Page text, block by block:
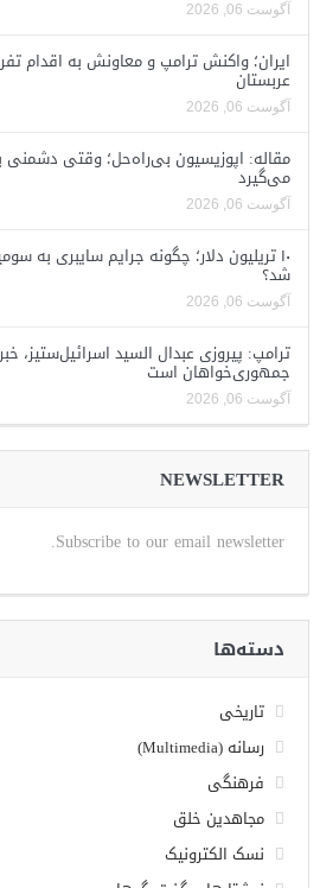
آگوست 06, 2026
ایران؛ واکنش ترامپ و معاونش به اقدام
عربستان
آگوست 06, 2026
مقاله: اپوزیسیون بی‌راه‌حل؛ وقتی دشمنی
می‌گیرد
آگوست 06, 2026
۱۰ تریلیون دلار؛ چگونه جرایم سایبری به
شد؟
آگوست 06, 2026
ترامپ: پیروزی عبدال السید اسرائیل‌ستیز،
جمهوری‌خواهان است
آگوست 06, 2026
NEWSLETTER
Subscribe to our email newsletter.
دسته‌ها
تاریخی
رسانه (Multimedia)
فرهنگی
مجاهدین خلق
نسک الکترونیک